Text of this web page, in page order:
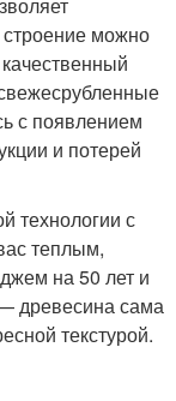
можно
с появлением
и потерей
технологии с
теплым,
на 50 лет и
древесина сама
текстурой.